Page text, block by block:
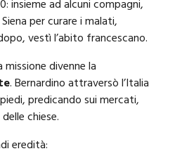
insieme ad alcuni compagni,
per curare i malati,
vestì l’abito francescano.
divenne la
. Bernardino attraversò l’Italia
predicando sui mercati,
chiese.
eredità: